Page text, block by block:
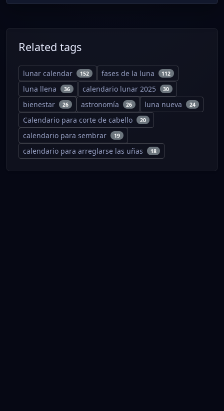
Related tags
lunar calendar 152 fases de la luna 112
luna llena 36 calendario lunar 2025 30
bienestar 26 astronomía 26 luna nueva 24
Calendario para corte de cabello 20
calendario para sembrar 19
calendario para arreglarse las uñas 18